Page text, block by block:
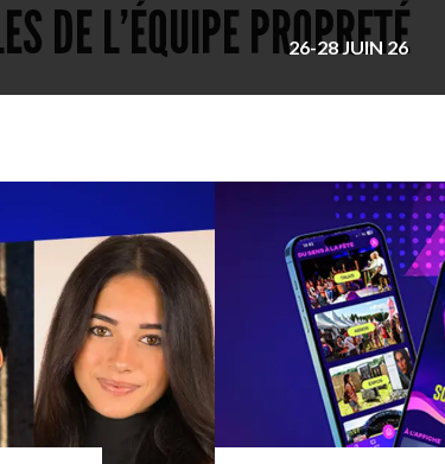
26-28 JUIN 26
DE L’ÉQUIPE PROPRETÉ